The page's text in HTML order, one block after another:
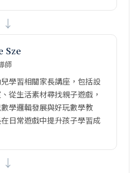
↓
Sze
師
學習相關家長講座，包括設
從生活素材尋找親子遊戲，
學邏輯發展與好玩數學教
日常遊戲中提升孩子學習成
↓